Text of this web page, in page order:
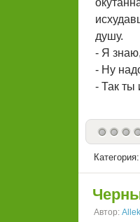
душу.
- Я
- Ну
- Так ты
Категория:
Автор: